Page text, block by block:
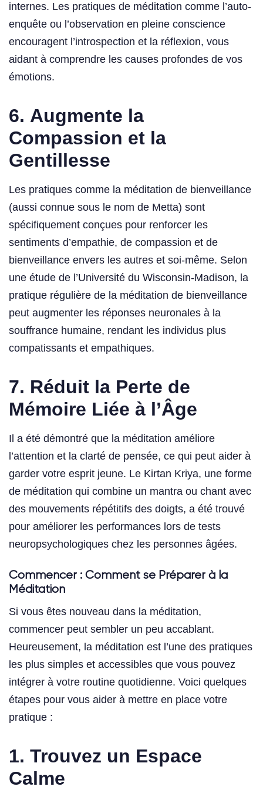
internes. Les pratiques de méditation comme l’auto-
enquête ou l’observation en pleine conscience
encouragent l’introspection et la réflexion, vous
aidant à comprendre les causes profondes de vos
émotions.
6. Augmente la
Compassion et la
Gentillesse
Les pratiques comme la méditation de bienveillance
(aussi connue sous le nom de Metta) sont
spécifiquement conçues pour renforcer les
sentiments d’empathie, de compassion et de
bienveillance envers les autres et soi-même. Selon
une étude de l’Université du Wisconsin-Madison, la
pratique régulière de la méditation de bienveillance
peut augmenter les réponses neuronales à la
souffrance humaine, rendant les individus plus
compatissants et empathiques.
7. Réduit la Perte de
Mémoire Liée à l’Âge
Il a été démontré que la méditation améliore
l’attention et la clarté de pensée, ce qui peut aider à
garder votre esprit jeune. Le Kirtan Kriya, une forme
de méditation qui combine un mantra ou chant avec
des mouvements répétitifs des doigts, a été trouvé
pour améliorer les performances lors de tests
neuropsychologiques chez les personnes âgées.
Commencer : Comment se Préparer à la
Méditation
Si vous êtes nouveau dans la méditation,
commencer peut sembler un peu accablant.
Heureusement, la méditation est l’une des pratiques
les plus simples et accessibles que vous pouvez
intégrer à votre routine quotidienne. Voici quelques
étapes pour vous aider à mettre en place votre
pratique :
1. Trouvez un Espace
Calme